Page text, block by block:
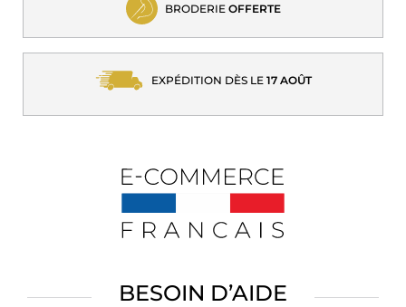
BRODERIE OFFERTE
EXPÉDITION DÈS LE 17 AOÛT
BESOIN D’AIDE